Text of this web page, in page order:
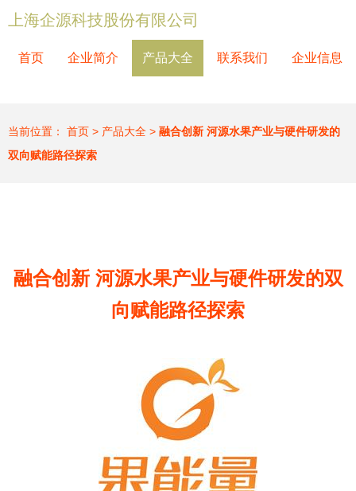
上海企源科技股份有限公司
首页 企业简介 产品大全 联系我们 企业信息
当前位置： 首页 > 产品大全 > 融合创新 河源水果产业与硬件研发的
双向赋能路径探索
融合创新 河源水果产业与硬件研发的双
向赋能路径探索